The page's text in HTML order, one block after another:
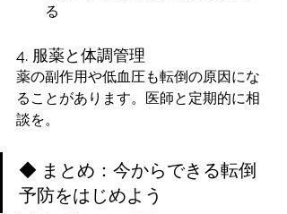
る
4. 服薬と体調管理
薬の副作用や低血圧も転倒の原因にな
ることがあります。医師と定期的に相
談を。
◆ まとめ：今からできる転倒
予防をはじめよう